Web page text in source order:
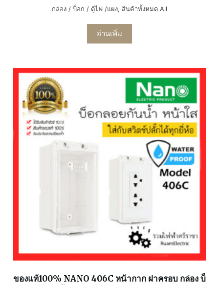
กล่อง / บ็อก / ตู้ไฟ /แผง, สินค้าทั้งหมด All
อ่านเพิ่ม
ของแท้100% NANO 406C หน้ากาก ฝาครอบ กล่อง บ็